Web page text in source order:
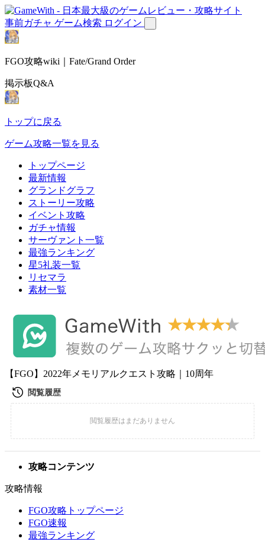
事前ガチャ ゲーム検索 ログイン
FGO攻略wiki｜Fate/Grand Order
掲示板Q&A
トップに戻る
ゲーム攻略一覧を見る
トップページ
最新情報
グランドグラフ
ストーリー攻略
イベント攻略
ガチャ情報
サーヴァント一覧
最強ランキング
星5礼装一覧
リセマラ
素材一覧
【FGO】2022年メモリアルクエスト攻略｜10周年
攻略コンテンツ
攻略情報
FGO攻略トップページ
FGO速報
最強ランキング